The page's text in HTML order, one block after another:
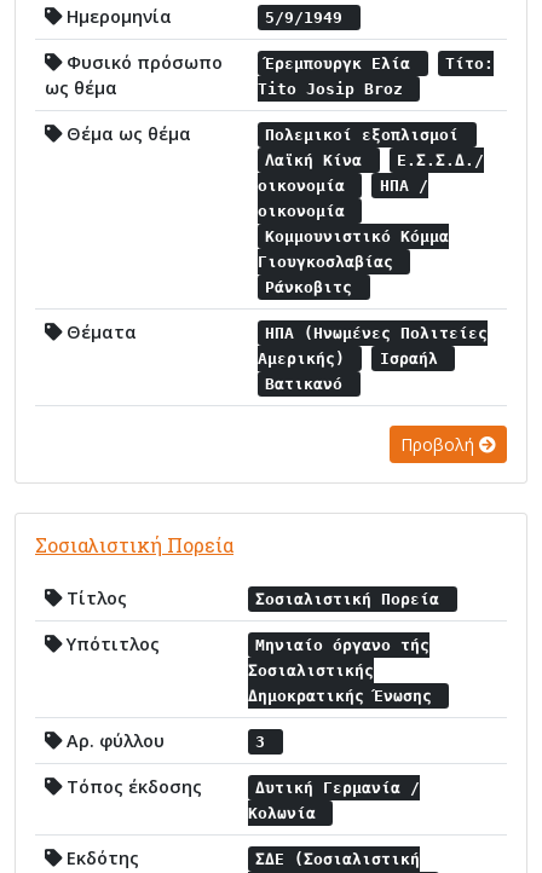
Ημερομηνία 5/9/1949
Φυσικό πρόσωπο
ως θέμα
Έρεμπουργκ Ελία
Τίτο:
Tito Josip Broz
Θέμα ως θέμα
Πολεμικοί εξοπλισμοί
Λαϊκή Κίνα
Ε.Σ.Σ.Δ./
οικονομία
ΗΠΑ /
οικονομία
Κομμουνιστικό Κόμμα
Γιουγκοσλαβίας
Ράνκοβιτς
Θέματα
ΗΠΑ (Ηνωμένες Πολιτείες
Αμερικής)
Ισραήλ
Βατικανό
Προβολή
Σοσιαλιστική Πορεία
Τίτλος Σοσιαλιστική Πορεία
Υπότιτλος
Μηνιαίο όργανο τής
Σοσιαλιστικής
Δημοκρατικής Ένωσης
Αρ. φύλλου 3
Τόπος έκδοσης
Δυτική Γερμανία /
Κολωνία
Εκδότης
ΣΔΕ (Σοσιαλιστική